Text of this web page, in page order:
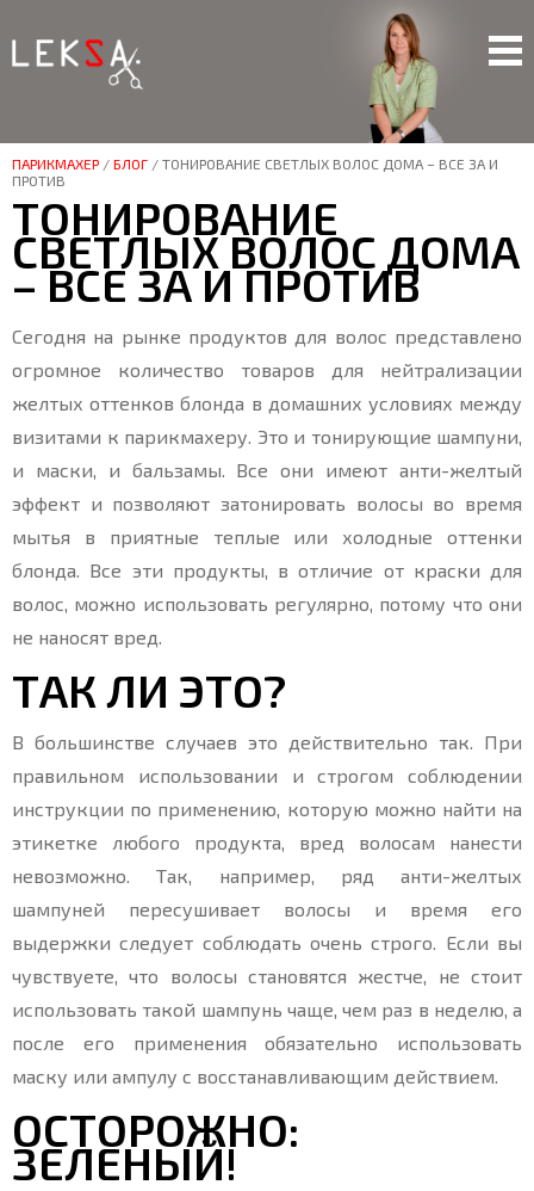
ПАРИКМАХЕР / БЛОГ / ТОНИРОВАНИЕ СВЕТЛЫХ ВОЛОС ДОМА – ВСЕ ЗА И
ПРОТИВ
ТОНИРОВАНИЕ
СВЕТЛЫХ ВОЛОС ДОМА
– ВСЕ ЗА И ПРОТИВ
Сегодня на рынке продуктов для волос представлено
огромное количество товаров для нейтрализации
желтых оттенков блонда в домашних условиях между
визитами к парикмахеру. Это и тонирующие шампуни,
и маски, и бальзамы. Все они имеют анти-желтый
эффект и позволяют затонировать волосы во время
мытья в приятные теплые или холодные оттенки
блонда. Все эти продукты, в отличие от краски для
волос, можно использовать регулярно, потому что они
не наносят вред.
ТАК ЛИ ЭТО?
В большинстве случаев это действительно так. При
правильном использовании и строгом соблюдении
инструкции по применению, которую можно найти на
этикетке любого продукта, вред волосам нанести
невозможно. Так, например, ряд анти-желтых
шампуней пересушивает волосы и время его
выдержки следует соблюдать очень строго. Если вы
чувствуете, что волосы становятся жестче, не стоит
использовать такой шампунь чаще, чем раз в неделю, а
после его применения обязательно использовать
маску или ампулу с восстанавливающим действием.
ОСТОРОЖНО:
ЗЕЛЕНЫЙ!